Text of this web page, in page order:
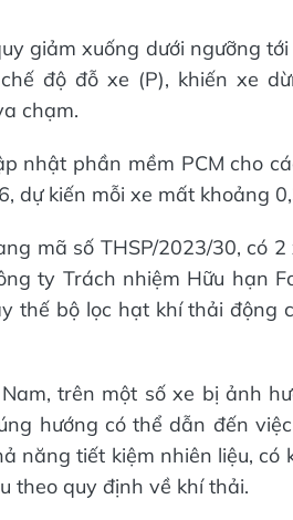
giảm xuống dưới ngưỡng
độ đỗ xe (P), khiến xe
chạm.
nhật phần mềm PCM cho
dự kiến mỗi xe mất khoảng
mã số THSP/2023/30, có
ty Trách nhiệm Hữu hạn
thế bộ lọc hạt khí thải động
trên một số xe bị ảnh
hướng có thể dẫn đến
năng tiết kiệm nhiên liệu,
theo quy định về khí thải.